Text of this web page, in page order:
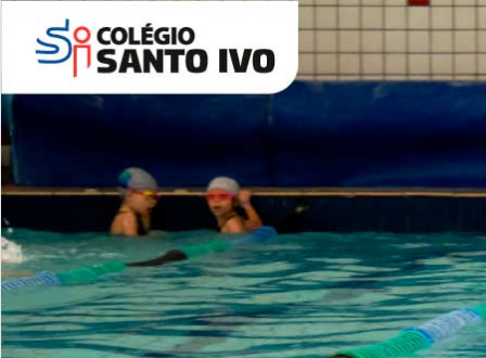
Leituras Literárias
ALUNOS NOVOS
Entre em Contato